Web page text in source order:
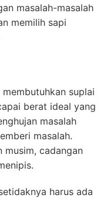
masalah-masalah
memilih sapi
suplai
berat ideal yang
masalah
masalah.
musim, cadangan
harus ada